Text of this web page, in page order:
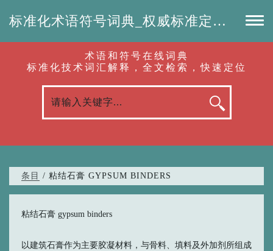
标准化术语符号词典_权威标准定义_专业词汇查询-认准啦（RenZhunLa.com）
术语和符号在线词典
标准化技术词汇解释，全文检索，快速定位
条目 / 粘结石膏 GYPSUM BINDERS
粘结石膏 gypsum binders
以建筑石膏作为主要胶凝材料，与骨料、填料及外加剂所组成